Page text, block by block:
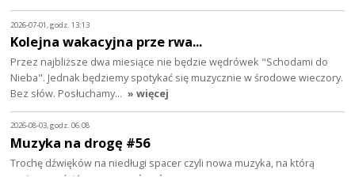
2026-07-01, godz. 13:13
Kolejna wakacyjna prze rwa...
Przez najbliższe dwa miesiące nie będzie wędrówek "Schodami do
Nieba". Jednak będziemy spotykać się muzycznie w środowe wieczory.
Bez słów. Posłuchamy… » więcej
2026-08-03, godz. 06:08
Muzyka na drogę #56
Trochę dźwięków na niedługi spacer czyli nowa muzyka, na którą